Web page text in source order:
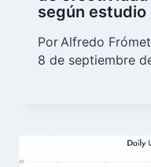
según estudio
Por Alfredo
8 de septiembre